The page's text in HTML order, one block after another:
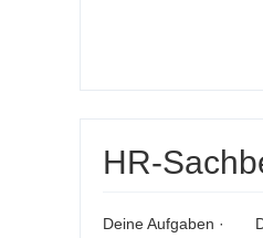
HR-
Deine Aufgaben ·